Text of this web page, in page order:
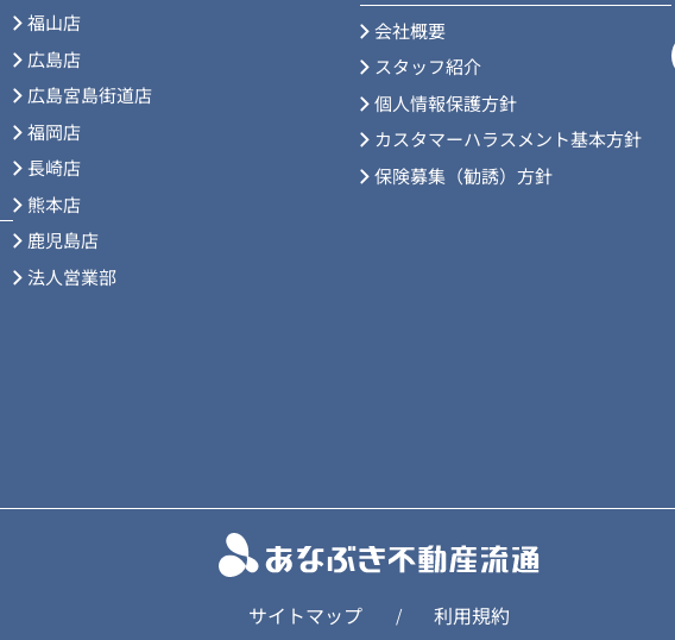
福山店
広島店
広島宮島街道店
福岡店
長崎店
熊本店
鹿児島店
法人営業部
会社概要
スタッフ紹介
個人情報保護方針
カスタマーハラスメント基本方針
保険募集（勧誘）方針
サイトマップ / 利用規約